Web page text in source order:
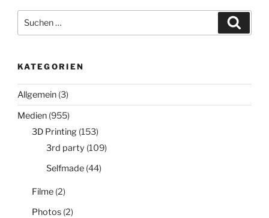
nach:
KATEGORIEN
Allgemein(3)
Medien(955)
3D Printing(153)
3rd party (109)
Selfmade(44)
Filme(2)
Photos(2)